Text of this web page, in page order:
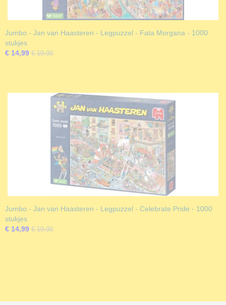
Jumbo - Jan van Haasteren - Legpuzzel - Fata Morgana - 1000
stukjes
€ 14,99 € 19,00
Jumbo - Jan van Haasteren - Legpuzzel - Celebrate Pride - 1000
stukjes
€ 14,99 € 19,00